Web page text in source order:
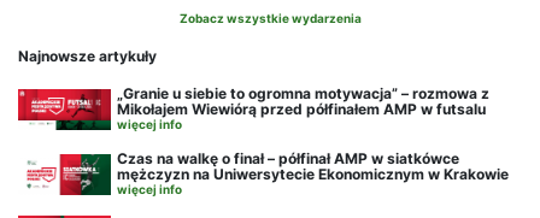
Zobacz wszystkie wydarzenia
Najnowsze artykuły
„Granie u siebie to ogromna motywacja” – rozmowa z
Mikołajem Wiewiórą przed półfinałem AMP w futsalu
więcej info
Czas na walkę o finał – półfinał AMP w siatkówce
mężczyzn na Uniwersytecie Ekonomicznym w Krakowie
więcej info